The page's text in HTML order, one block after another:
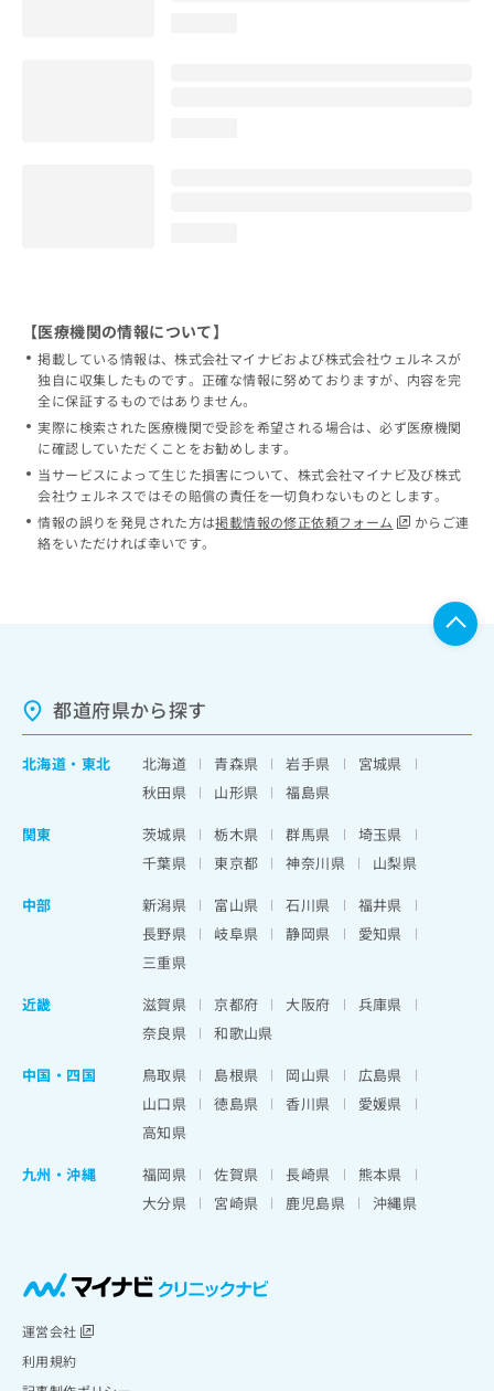
【医療機関の情報について】
掲載している情報は、株式会社マイナビおよび株式会社ウェルネスが
独自に収集したものです。正確な情報に努めておりますが、内容を完
全に保証するものではありません。
実際に検索された医療機関で受診を希望される場合は、必ず医療機関
に確認していただくことをお勧めします。
当サービスによって生じた損害について、株式会社マイナビ及び株式
会社ウェルネスではその賠償の責任を一切負わないものとします。
情報の誤りを発見された方は掲載情報の修正依頼フォーム
からご連
絡をいただければ幸いです。
都道府県から探す
北海道 ・ 東北 北海道 青森県 岩手県
宮城県
秋田県
山形県
福島県
関東
茨城県 栃木県 群馬県
埼玉県
千葉県
東京都 神奈川県
山梨県
中部
新潟県 富山県 石川県
福井県
長野県
岐阜県 静岡県
愛知県
三重県
近畿
滋賀県 京都府 大阪府
兵庫県
奈良県
和歌山県
中国・四国
鳥取県 島根県 岡山県
広島県
山口県
徳島県 香川県
愛媛県
高知県
九州・沖縄
福岡県 佐賀県 長崎県
熊本県
大分県
宮崎県 鹿児島県 沖縄県
運営会社
利用規約